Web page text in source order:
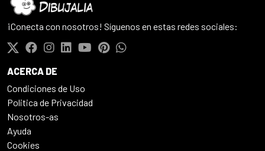
¡Conecta con nosotros! Síguenos en estas redes sociales:
ACERCA DE
Condiciones de Uso
Politica de Privacidad
Nosotros-as
Ayuda
Cookies